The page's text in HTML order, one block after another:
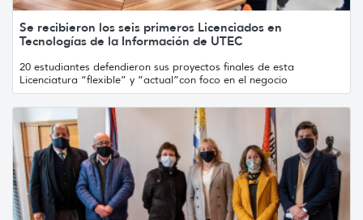
Se recibieron los seis primeros Licenciados en
Tecnologías de la Información de UTEC
20 estudiantes defendieron sus proyectos finales de esta
Licenciatura “flexible” y “actual”con foco en el negocio